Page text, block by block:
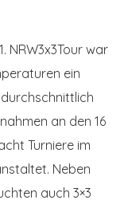
NRW3x3Tour war
ein
an den 16
Turniere im
Neben
auch 3×3